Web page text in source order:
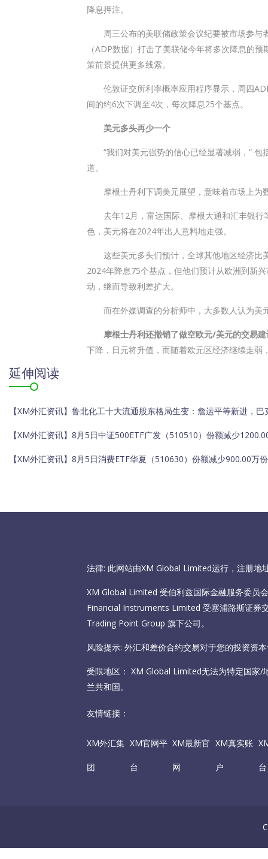
降息押注。
周三公布的美联储政策会议纪要被市场参与
（ADP数据）打击了美联储今年将多次降息的
策前景提供更多线索。
伦敦证交所利率概率应用程序显示，周四
间的约6次下调至4次，每次降息25个基点。
美元多头再少一个
“我们对美元强势的信心已经显著减弱，” 包
道。
摩根士丹利下调美元展望，意味着市场上为
去年12月，富达国际、摩根大通和汇丰银行
色，美元将在2024年出人意料地走强。
这些美元多头们预计，全球其他地区经济比
2024年降息75个基点，但他们预计从欧洲到新
动，继而导致利差扩大。
而在外媒调查的分析师中，大多数人认为美
摩根士丹利还撤销了做空欧元/美元的交易
下降，日元将升值，而随着欧元区经济继续走弱
延伸阅读
【XM外汇资讯】鲁北化工十大流通股东格局生变：詹运平等新进，
【XM外汇资讯】8月5日中证500ETF广发（510510）份额减少
【XM外汇资讯】8月5日消费ETF华夏（510630）份额减少900.00万
法律: 此网站由XM Global Limited运行，注册地
XM Global Limited 受伯利兹国际金融服务委员
Financial Instruments Limited 受塞浦路斯证券
Trading Point Group 旗下公司。
风险提示: 外汇和差价合约交易对于您的投资资
受限地区： XM Global Limited无法为特定国家/
兰共和国。
友情链接：
XM外汇集
团
XM官网平
台
XM最新官
网
XM真实账
户 台